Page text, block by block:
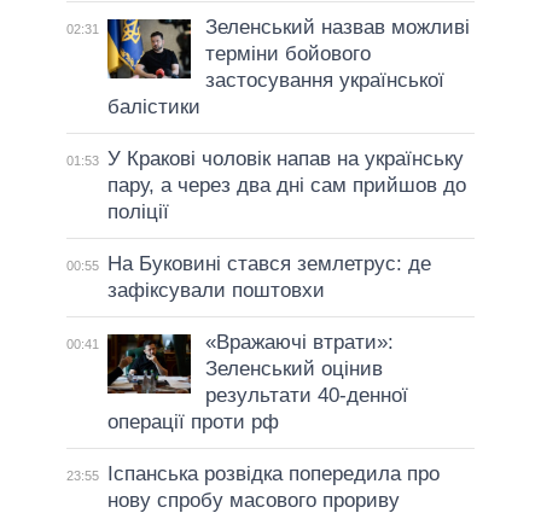
02:31
Зеленський назвав можливі
терміни бойового
застосування української
балістики
01:53 У Кракові чоловік напав на українську
пару, а через два дні сам прийшов до
поліції
00:55
На Буковині стався землетрус: де
зафіксували поштовхи
00:41
«Вражаючі втрати»:
Зеленський оцінив
результати 40-денної
операції проти рф
23:55
Іспанська розвідка попередила про
нову спробу масового прориву